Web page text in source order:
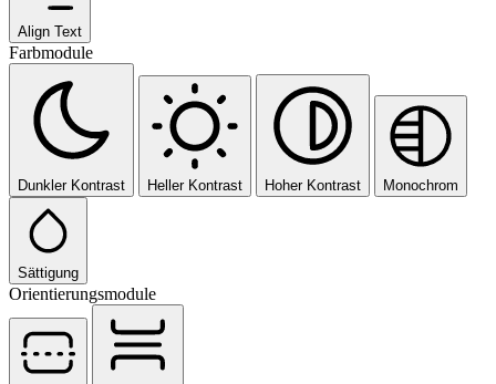
Align Text
Farbmodule
Dunkler Kontrast Heller Kontrast Hoher Kontrast Monochrom
Sättigung
Orientierungsmodule